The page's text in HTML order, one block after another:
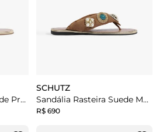
Sandália Rasteira Suede Preta
SCHUTZ
Sandália Rasteira Suede Marrom
R$ 690